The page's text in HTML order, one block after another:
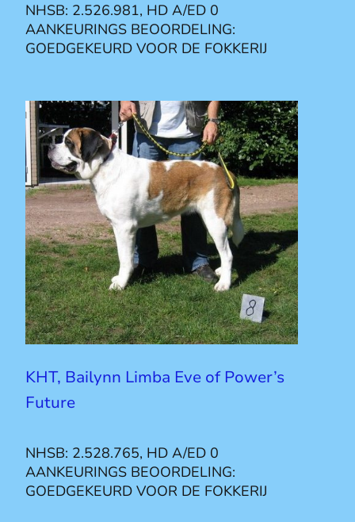
NHSB: 2.526.981, HD A/ED 0
AANKEURINGS BEOORDELING:
GOEDGEKEURD VOOR DE FOKKERIJ
KHT, Bailynn Limba Eve of Power’s
Future
NHSB: 2.528.765, HD A/ED 0
AANKEURINGS BEOORDELING:
GOEDGEKEURD VOOR DE FOKKERIJ